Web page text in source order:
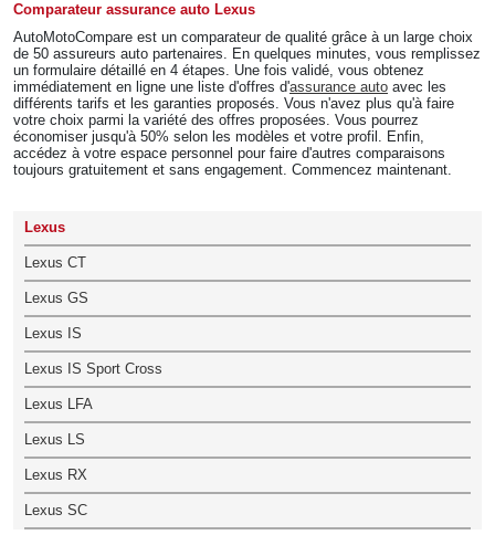
Comparateur assurance auto Lexus
AutoMotoCompare est un comparateur de qualité grâce à un large choix
de 50 assureurs auto partenaires. En quelques minutes, vous remplissez
un formulaire détaillé en 4 étapes. Une fois validé, vous obtenez
immédiatement en ligne une liste d'offres d'assurance auto avec les
différents tarifs et les garanties proposés. Vous n'avez plus qu'à faire
votre choix parmi la variété des offres proposées. Vous pourrez
économiser jusqu'à 50% selon les modèles et votre profil. Enfin,
accédez à votre espace personnel pour faire d'autres comparaisons
toujours gratuitement et sans engagement. Commencez maintenant.
Lexus
Lexus CT
Lexus GS
Lexus IS
Lexus IS Sport Cross
Lexus LFA
Lexus LS
Lexus RX
Lexus SC